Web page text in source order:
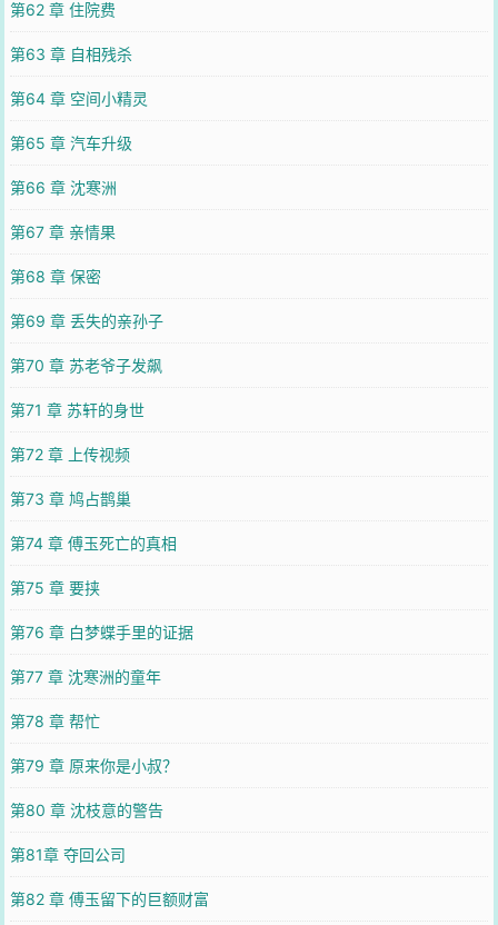
第62 章 住院费
第63 章 自相残杀
第64 章 空间小精灵
第65 章 汽车升级
第66 章 沈寒洲
第67 章 亲情果
第68 章 保密
第69 章 丢失的亲孙子
第70 章 苏老爷子发飙
第71 章 苏轩的身世
第72 章 上传视频
第73 章 鸠占鹊巢
第74 章 傅玉死亡的真相
第75 章 要挟
第76 章 白梦蝶手里的证据
第77 章 沈寒洲的童年
第78 章 帮忙
第79 章 原来你是小叔？
第80 章 沈枝意的警告
第81章 夺回公司
第82 章 傅玉留下的巨额财富